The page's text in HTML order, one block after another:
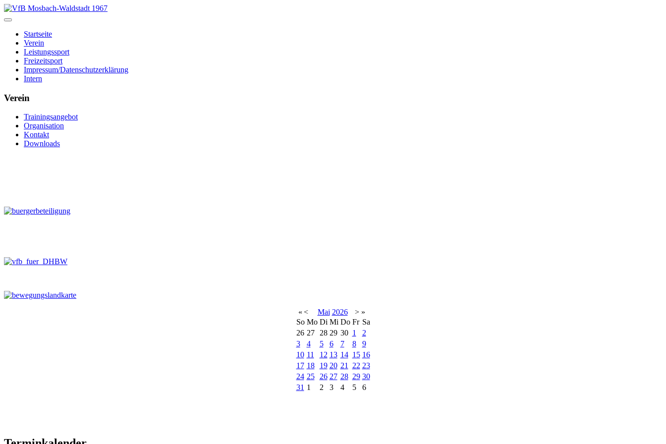
Startseite
Verein
Leistungssport
Freizeitsport
Impressum/Datenschutzerklärung
Intern
Verein
Trainingsangebot
Organisation
Kontakt
Downloads
« < Mai 2026 > »
So Mo Di Mi Do Fr Sa
26 27 28 29 30 1
2
3
4 5 6 7 8
9
10 11 12 13 14 15 16
17 18 19 20 21 22 23
24 25 26 27 28 29 30
31 1 2 3 4 5 6